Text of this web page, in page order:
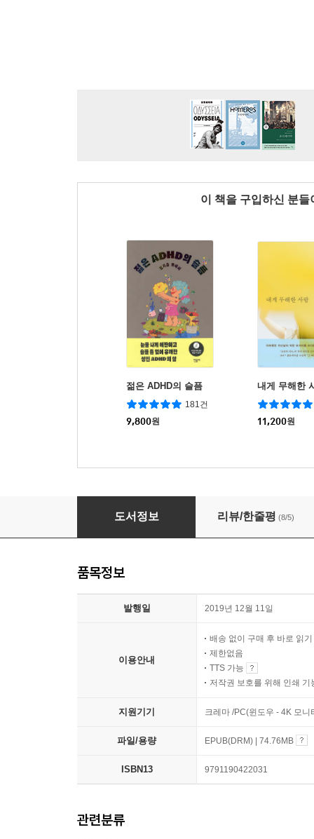
이 책을 구입하신 분
젊은 ADHD의 슬픔
181건
9,800원
내게 무해한
11,200원
장애학의 도전
도서정보 리뷰/한줄평 (8/5)
품목정보
발행일 2019년 12월 11일
이용안내
배송 없이 구매 후 바로 읽기
제한없음
TTS 가능
저작권 보호를 위해 인쇄 기
지원기기 크레마 /PC(윈도우 - 4K 모
파일/용량 EPUB(DRM) | 74.76MB
ISBN13 9791190422031
관련분류